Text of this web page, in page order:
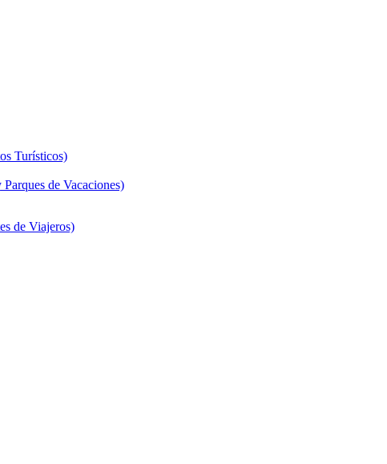
Turísticos)
de Vacaciones)
de Viajeros)